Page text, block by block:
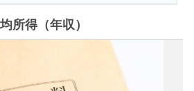
所得（年収）